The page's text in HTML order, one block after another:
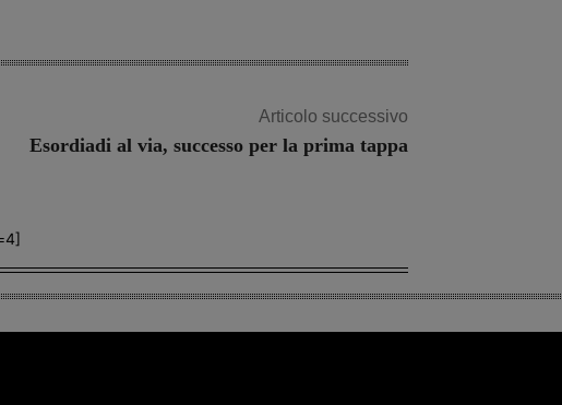
Articolo successivo
Esordiadi al via, successo per la prima tappa